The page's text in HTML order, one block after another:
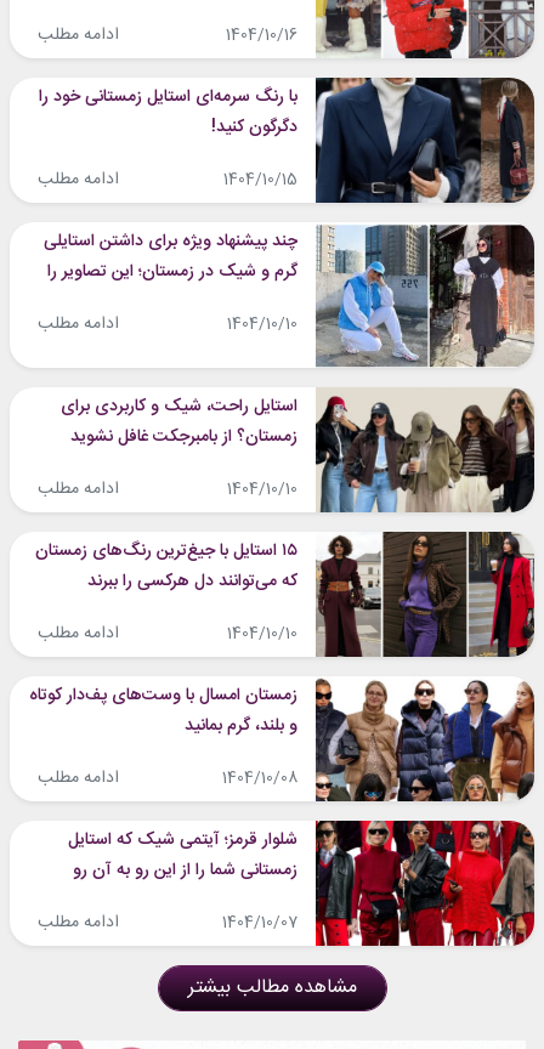
1404/10/16 ادامه مطلب
با رنگ سرمه‌ای استایل زمستانی خود را
دگرگون کنید!
1404/10/15 ادامه مطلب
چند پیشنهاد ویژه برای داشتن استایلی
گرم و شیک در زمستان؛ این تصاویر را
1404/10/10 ادامه مطلب
استایل راحت، شیک و کاربردی برای
زمستان؟ از بامبرجکت غافل نشوید
1404/10/10 ادامه مطلب
۱۵ استایل با جیغ‌ترین رنگ‌های زمستان
که می‌توانند دل هرکسی را ببرند
1404/10/10 ادامه مطلب
زمستان امسال با وست‌های پف‌دار کوتاه
و بلند، گرم بمانید
1404/10/08 ادامه مطلب
شلوار قرمز؛ آیتمی شیک که استایل
زمستانی شما را از این رو به آن رو
1404/10/07 ادامه مطلب
مشاهده مطالب بیشتر